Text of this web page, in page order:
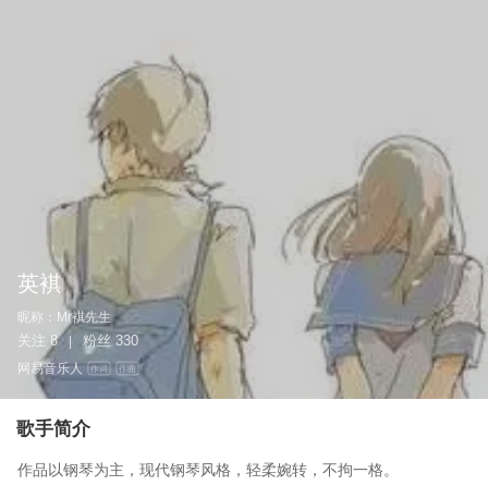
英褀
昵称： Mr褀先生
关注 8 粉丝 330
网易音乐人 作词 作曲
歌手简介
作品以钢琴为主，现代钢琴风格，轻柔婉转，不拘一格。